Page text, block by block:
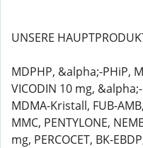
UNSERE
MDPHP, &alpha;-PHiP,
VICODIN 10 mg,
MDMA-Kristall, FUB-
MMC, PENTYLONE,
mg, PERCOCET, BK-